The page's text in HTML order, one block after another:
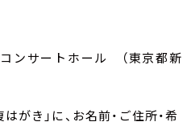
ンサートホール （東京都新
がき」に、お名前・ご住所・希